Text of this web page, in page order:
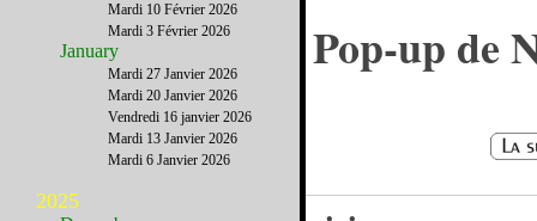
Les restaurants Pop-up de
Mardi 10 Février 2026
Mardi 3 Février 2026
January
Mardi 27 Janvier 2026
Mardi 20 Janvier 2026
Vendredi 16 janvier 2026
Mardi 13 Janvier 2026
Mardi 6 Janvier 2026
2025